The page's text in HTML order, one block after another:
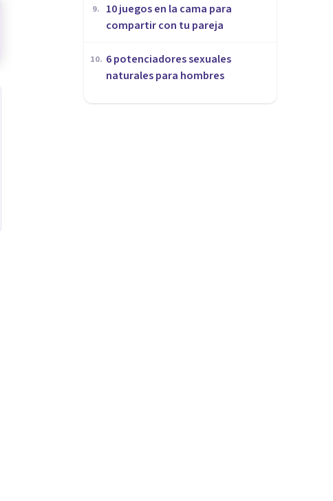
9.
10 juegos en la cama para
compartir con tu pareja
10. ​6 potenciadores sexuales
naturales para hombres